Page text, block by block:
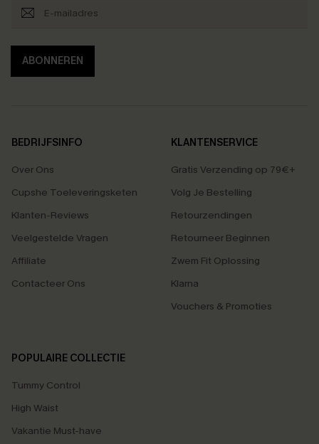
ABONNEREN
BEDRIJFSINFO
Over Ons
Cupshe Toeleveringsketen
Klanten-Reviews
Veelgestelde Vragen
Affiliate
Contacteer Ons
KLANTENSERVICE
Gratis Verzending op 79€+
Volg Je Bestelling
Retourzendingen
Retourneer Beginnen
Zwem Fit Oplossing
Klarna
Vouchers & Promoties
POPULAIRE COLLECTIE
Tummy Control
High Waist
Vakantie Must-have